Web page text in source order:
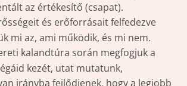
az értékesítő (csapat).
és erőforrásait felfedezve
mi az, ami működik, és mi nem.
kalandtúra során megfogjuk a
kezét, utat mutatunk,
irányba fejlődjenek, hogy a legjobb